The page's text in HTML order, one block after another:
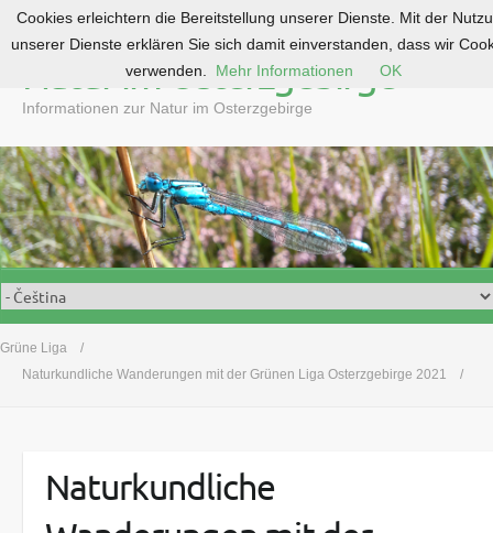
o
c
o
n
t
e
n
Natur im Osterzgebirge
Informationen zur Natur im Osterzgebirge
Grüne Liga
Naturkundliche Wanderungen mit der Grünen Liga Osterzgebirge 2021
Naturkundliche
Cookies erleichtern die Bereitstellung unserer Dienste. Mit der
unserer Dienste erklären Sie sich damit einverstanden, dass wir
verwenden.
Mehr Informationen OK